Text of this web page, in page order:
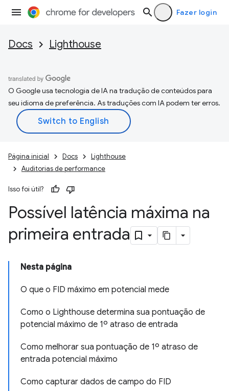
Fazer login
Docs Lighthouse
O Google usa tecnologia de IA na tradução de conteúdos para
seu idioma de preferência. As traduções com IA podem ter erros.
Página inicial Docs
Lighthouse
Auditorias de performance
Isso foi útil?
Possível latência máxima na
primeira entrada
Nesta página
O que o FID máximo em potencial mede
Como o Lighthouse determina sua pontuação de
potencial máximo de 1º atraso de entrada
Como melhorar sua pontuação de 1º atraso de
entrada potencial máximo
Como capturar dados de campo do FID